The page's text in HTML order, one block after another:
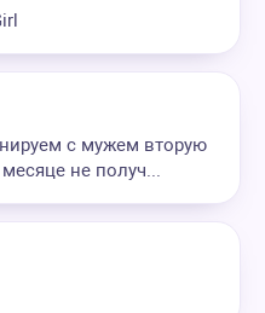
с мужем вторую
не получ...